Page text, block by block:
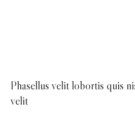
Phasellus velit lobortis quis
velit